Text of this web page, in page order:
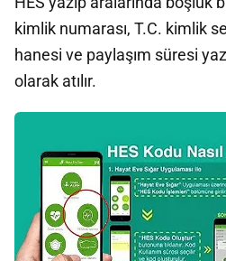
kimlik numarası, T.C. kimlik
hanesi ve paylaşım süresi
olarak atılır.